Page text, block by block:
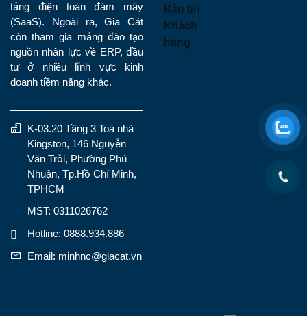
tảng điện toán đám mây
(SaaS). Ngoài ra, Gia Cát
còn tham gia mảng đào tạo
nguồn nhân lực về ERP, đầu
tư ở nhiều lĩnh vực kinh
doanh tiềm năng khác.
K-03.20 Tầng 3 Toà nhà
Kingston, 146 Nguyễn
Văn Trỗi, Phường Phú
Nhuận, Tp.Hồ Chí Minh,
TPHCM
MST: 0311026762
Hotline: 0888.934.886
Email: minhnc@giacat.vn
Bản tin
Khách
hàng